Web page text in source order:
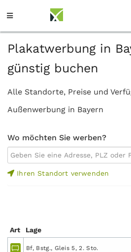
Plakatwerbung in
günstig buchen
Alle Standorte, Preise und
Außenwerbung in Bayern
Wo möchten Sie werben?
Ihren Standort verwenden
Art Lage
Bf, Bstg., Gleis 5, 2. Sto.